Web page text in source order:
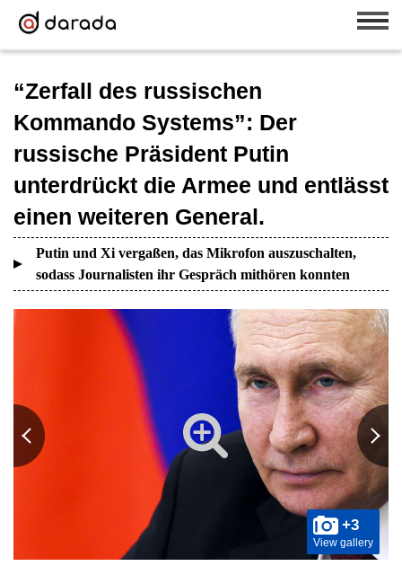
“Zerfall des russischen
Kommando Systems”: Der
russische Präsident Putin
unterdrückt die Armee und entlässt
einen weiteren General.
Putin und Xi vergaßen, das Mikrofon auszuschalten,
sodass Journalisten ihr Gespräch mithören konnten
+3
View gallery